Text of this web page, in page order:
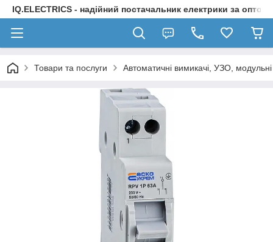
IQ.ELECTRICS - надійний постачальник електрики за
Товари та послуги Автоматичні вимикачі, УЗО,